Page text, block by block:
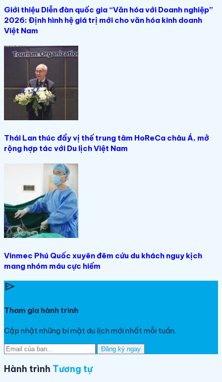
Giới thiệu Diễn đàn quốc gia “Văn hóa với Doanh nghiệp”
2026: Định hình hệ giá trị mới cho văn hóa kinh doanh
Việt Nam
Thái Lan thúc đẩy vị thế trung tâm HoReCa châu Á, mở
rộng hợp tác với Du lịch Việt Nam
Vinmec Phú Quốc xuyên đêm cứu du khách nguy kịch
mang nhóm máu cực hiếm
send
Tham gia hành trình
Cập nhật những bí mật du lịch mới nhất mỗi tuần.
Đăng ký ngay
Hành trình Tương tự